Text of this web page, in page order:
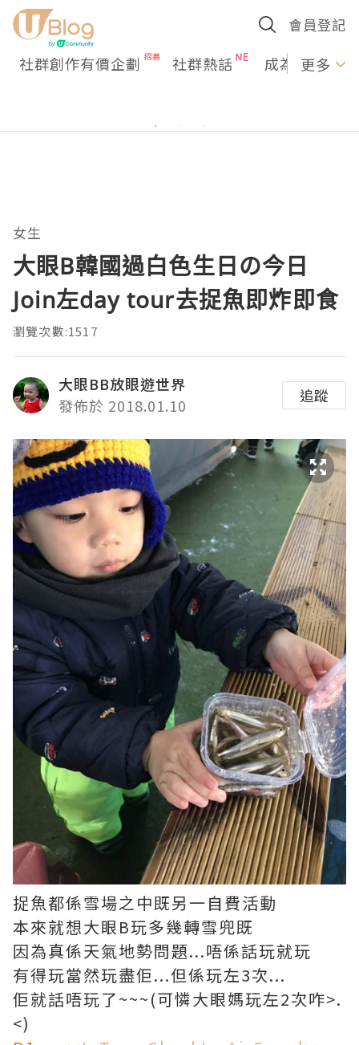
會員登記
社群創作有價企劃 社群熱話 成為U更多
女生
大眼B韓國過白色生日の今日
Join左day tour去捉魚即炸即食
瀏覽次數:1517
大眼BB放眼遊世界
發佈於 2018.01.10
追蹤
捉魚都係雪場之中既另一自費活動
本來就想大眼B玩多幾轉雪兜既
因為真係天氣地勢問題...唔係話玩就玩
有得玩當然玩盡佢...但係玩左3次...
佢就話唔玩了~~~(可憐大眼媽玩左2次咋>.
<)